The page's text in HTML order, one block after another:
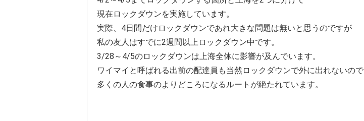
現在ロックダウンを実施しています。
実際、4日間だけロックダウンであれ大きな問題は無いと思うのですが
私の友人はすでに2週間以上ロックダウン中です。
3/28～4/5のロックダウンは上海全体に影響が及んでいます。
ワイマイと呼ばれる出前の配達員も当然ロックダウンで外に出れないので
多くの人の食事のよりどころになるルートが絶たれています。